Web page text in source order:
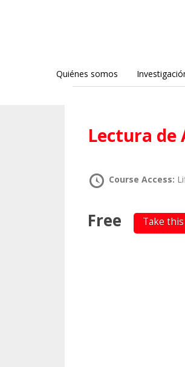
Quiénes somos
Lectura
Course Access:
Free Take